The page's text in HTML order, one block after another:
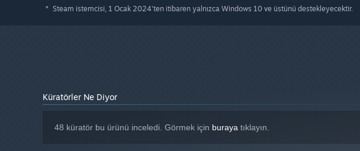
* Steam istemcisi, 1 Ocak 2024'ten itibaren yalnızca Windows 10 ve üstünü destekleyecektir.
Küratörler Ne Diyor
48 küratör bu ürünü inceledi. Görmek için buraya tıklayın.